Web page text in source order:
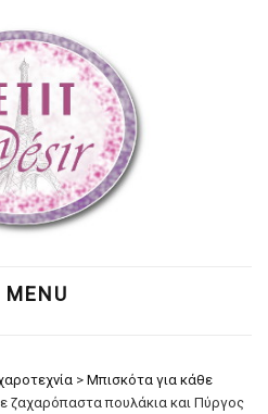
MENU
> Μπισκότα για κάθε
ζαχαρόπαστα πουλάκια και Πύργος